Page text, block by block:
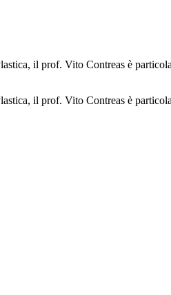
il prof. Vito Contreas è
il prof. Vito Contreas è